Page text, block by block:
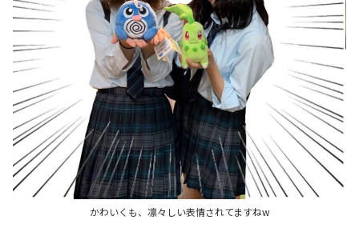
かわいくも、凛々しい表情されてますねw